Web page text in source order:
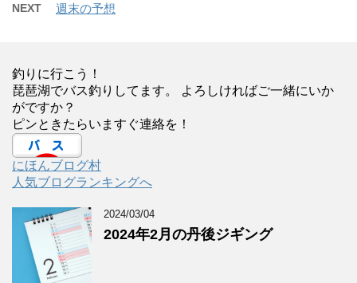
NEXT 週末の予想
釣りに行こう！
琵琶湖でバス釣りしてます。 よろしければご一緒にいか
がですか？
ピンときたらいますぐ連絡を！
にほんブログ村
人気ブログランキングへ
2024/03/04
2024年2月の丹後ジギング